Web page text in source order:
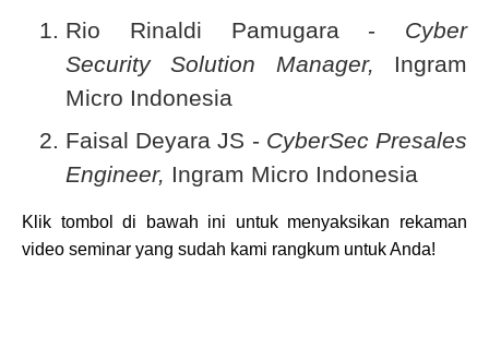
Rio Rinaldi Pamugara -
Cyber
Security Solution Manager, Ingram
Micro Indonesia
Faisal Deyara JS - CyberSec Presales
Engineer, Ingram Micro Indonesia
Klik tombol di bawah ini untuk menyaksikan rekaman
video seminar yang sudah kami rangkum untuk Anda!